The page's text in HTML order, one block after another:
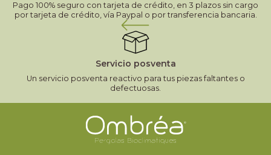
Pago 100% seguro con tarjeta de crédito, en 3 plazos sin cargo
por tarjeta de crédito, vía Paypal o por transferencia bancaria.
Servicio posventa
Un servicio posventa reactivo para tus piezas faltantes o
defectuosas.